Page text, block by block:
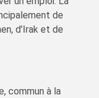
de
d’Irak et de
commun à la